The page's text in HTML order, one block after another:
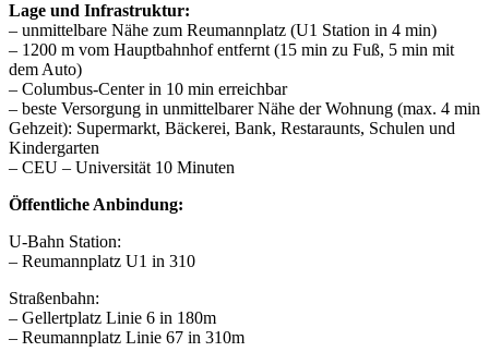
Lage und Infrastruktur:
– unmittelbare Nähe zum Reumannplatz (U1 Station in 4 min)
– 1200 m vom Hauptbahnhof entfernt (15 min zu Fuß, 5 min mit
dem Auto)
– Columbus-Center in 10 min erreichbar
– beste Versorgung in unmittelbarer Nähe der Wohnung (max. 4 min
Gehzeit): Supermarkt, Bäckerei, Bank, Restaraunts, Schulen und
Kindergarten
– CEU – Universität 10 Minuten
Öffentliche Anbindung:
U-Bahn Station:
– Reumannplatz U1 in 310
Straßenbahn:
– Gellertplatz Linie 6 in 180m
– Reumannplatz Linie 67 in 310m